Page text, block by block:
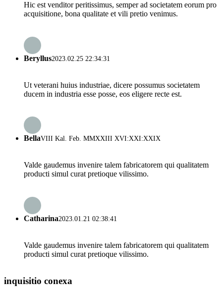
Hic est venditor peritissimus, semper ad societatem eorum pro
acquisitione, bona qualitate et vili pretio venimus.
Beryllus2023.02.25 22:34:31
Ut veterani huius industriae, dicere possumus societatem
ducem in industria esse posse, eos eligere recte est.
BellaVIII Kal. Feb. MMXXIII XVI:XXI:XXIX
Valde gaudemus invenire talem fabricatorem qui qualitatem
producti simul curat pretioque vilissimo.
Catharina2023.01.21 02:38:41
Valde gaudemus invenire talem fabricatorem qui qualitatem
producti simul curat pretioque vilissimo.
inquisitio conexa